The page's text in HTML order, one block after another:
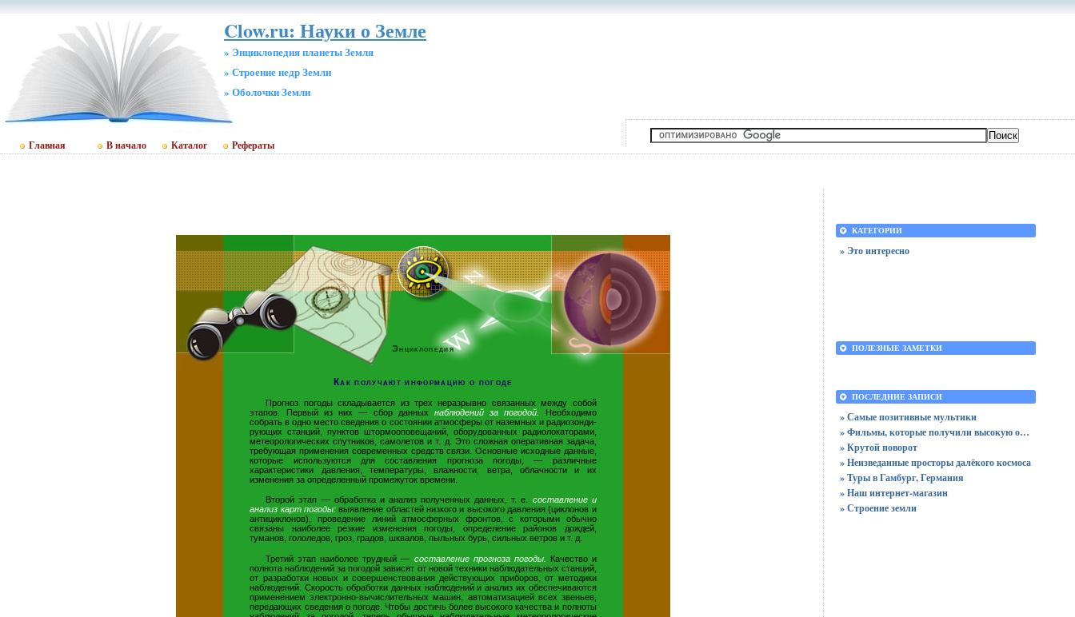
Clow.ru: Науки о Земле
» Энциклопедия планеты Земля
» Строение недр Земли
» Оболочки Земли
Главная В начало Каталог Рефераты
Энциклопедия
Как получают информацию о погоде
Прогноз погоды складывается из трех неразрывно связанных между собой
этапов. Первый из них — сбор данных наблюдений за погодой.
Необходимо
собрать в одно место сведения о состоянии атмосферы от наземных и радиозонди-
рующих станций, пунктов штормооповещаний, оборудованных радиолокаторами,
метеорологических спутников, самолетов и т. д. Это сложная оперативная задача,
требующая применения современных средств связи. Основные исходные данные,
которые используются для составления прогноза погоды, — различные
характеристики давления, температуры, влажности, ветра, облачности и их
изменения за определенный промежуток времени.
Второй этап — обработка и анализ полученных данных, т. е. составление и
анализ карт погоды:выявление областей низкого и высокого давления (циклонов и
антициклонов), проведение линий атмосферных фронтов, с которыми обычно
связаны наиболее резкие изменения погоды, определение районов дождей,
туманов, гололедов, гроз, градов, шквалов, пыльных бурь, сильных ветров и т. д.
Третий этап наиболее трудный — составление прогноза погоды.
Качество и
полнота наблюдений за погодой зависят от новой техники наблюдательных станций,
от разработки новых и совершенствования действующих приборов, от методики
наблюдений. Скорость обработки данных наблюдений и анализ их обеспечиваются
применением электронно-вычислительных машин, автоматизацией всех звеньев,
передающих сведения о погоде. Чтобы достичь более высокого качества и полноты
КАТЕГОРИИ
» Это интересно
ПОЛЕЗНЫЕ ЗАМЕТКИ
ПОСЛЕДНИЕ ЗАПИСИ
» Самые позитивные мультики
» Фильмы, которые получили высокую оценку зрителей
» Крутой поворот
» Неизведанные просторы далёкого космоса
» Туры в Гамбург, Германия
» Наш интернет-магазин
» Строение земли